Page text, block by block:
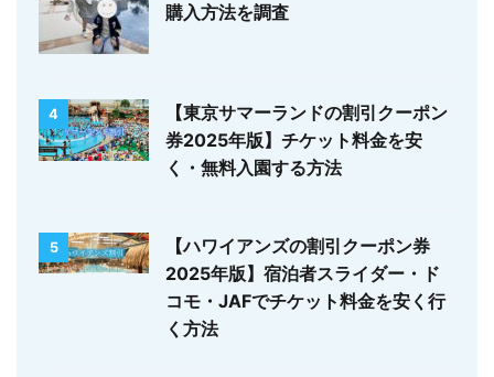
購入方法を調査
4
【東京サマーランドの割引クーポン
券2025年版】チケット料金を安
く・無料入園する方法
5
【ハワイアンズの割引クーポン券
2025年版】宿泊者スライダー・ド
コモ・JAFでチケット料金を安く行
く方法